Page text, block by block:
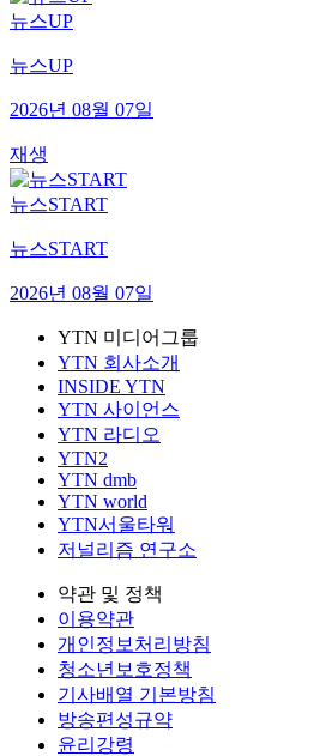
뉴스UP
뉴스UP
2026년 08월 07일
재생
뉴스START
뉴스START
2026년 08월 07일
YTN 미디어그룹
YTN 회사소개
INSIDE YTN
YTN 사이언스
YTN 라디오
YTN2
YTN dmb
YTN world
YTN서울타워
저널리즘 연구소
약관 및 정책
이용약관
개인정보처리방침
청소년보호정책
기사배열 기본방침
방송편성규약
윤리강령